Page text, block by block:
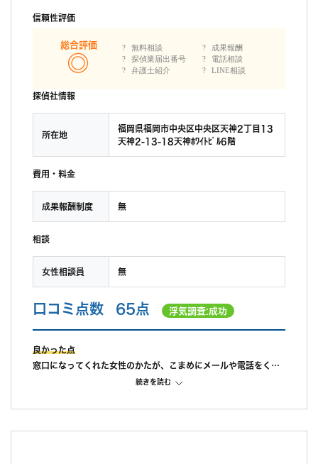
信頼性評価
総合評価
無料相談
探偵業届出番号
弁護士紹介
成果報酬
電話相談
LINE相談
探偵社情報
所在地
福岡県福岡市中央区中央区天神2丁目13
天神2-13-18天神ﾎﾜｲﾄﾋﾞﾙ6階
費用・料金
成果報酬制度 無
相談
女性相談員 無
口コミ点数 65点 浮気調査:成功
良かった点
窓口になってくれた女性のかたが、こまめにメールや電話をくれ
て、親身になって対応してくれたのが一番良かったです。
続きを読む